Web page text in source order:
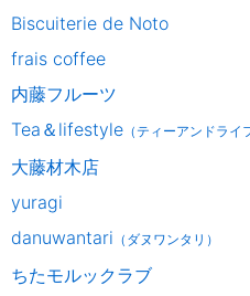
Biscuiterie de Noto
frais coffee
内藤フルーツ
Tea＆lifestyle （ティーアンドライ
大藤材木店
yuragi
danuwantari （ダヌワンタリ）
ちたモルックラブ